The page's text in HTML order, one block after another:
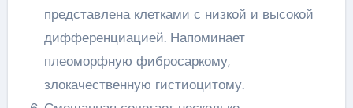
представлена клетками с низкой и высокой
дифференциацией. Напоминает
плеоморфную фибросаркому,
злокачественную гистиоцитому.